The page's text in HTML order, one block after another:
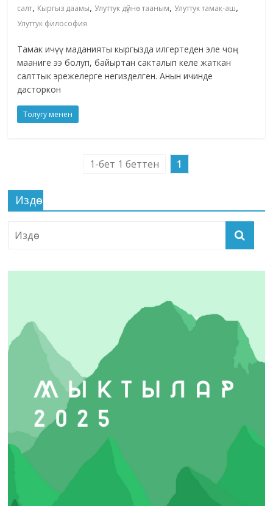
салт, Кыргыз даамы, Улуттук дүйнө тааным, Улуттук тамак-аш,
Улуттук философия
Тамак ичүү маданияты кыргызда илгертеден эле чоң
мааниге ээ болуп, байыртан сакталып келе жаткан
салттык эрежелерге негизделген. Анын ичинде
дасторкон
Толугу менен
1-бет 1 беттен 1
Издөө